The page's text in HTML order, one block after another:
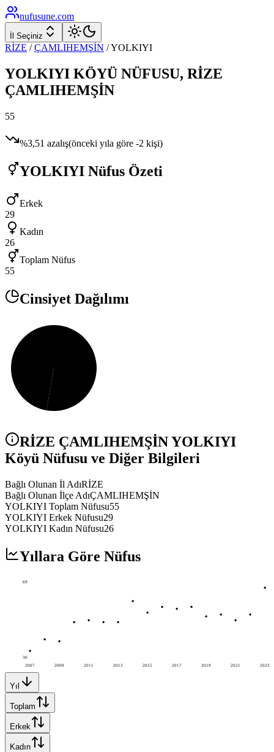
nufusune.com
İl Seçiniz
RİZE / ÇAMLIHEMŞİN /YOLKIYI
YOLKIYI KÖYÜ NÜFUSU, RİZE
ÇAMLIHEMŞİN
55
%3,51 azalış(önceki yıla göre -2 kişi)
YOLKIYI Nüfus Özeti
Erkek
29
Kadın
26
Toplam Nüfus
55
Cinsiyet Dağılımı
RİZE ÇAMLIHEMŞİNYOLKIYI
Köyü Nüfusu ve Diğer Bilgileri
Bağlı Olunan İl AdıRİZE
Bağlı Olunan İlçe AdıÇAMLIHEMŞİN
YOLKIYI Toplam Nüfusu55
YOLKIYI Erkek Nüfusu29
YOLKIYI Kadın Nüfusu26
Yıllara Göre Nüfus
2007 2009 2011 2013 2015 2017 2019 2021 2023
69
30
Yıl
Toplam
Erkek
Kadın